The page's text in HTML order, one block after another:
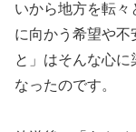
いから地方を転々
に向かう希望や不
と」はそんな心
なったのです。